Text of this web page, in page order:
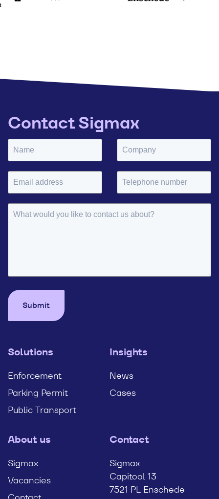
Contact Sigmax
Submit
Solutions
Enforcement
Parking Permit
Public Transport
Insights
News
Cases
About us
Sigmax
Vacancies
Contact
Sigmax
Capitool 13
7521 PL Enschede